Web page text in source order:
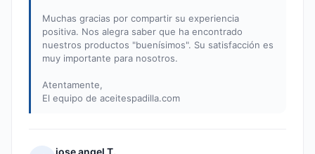
Muchas gracias por compartir su experiencia
positiva. Nos alegra saber que ha encontrado
nuestros productos "buenísimos". Su satisfacción es
muy importante para nosotros.
Atentamente,
El equipo de aceitespadilla.com